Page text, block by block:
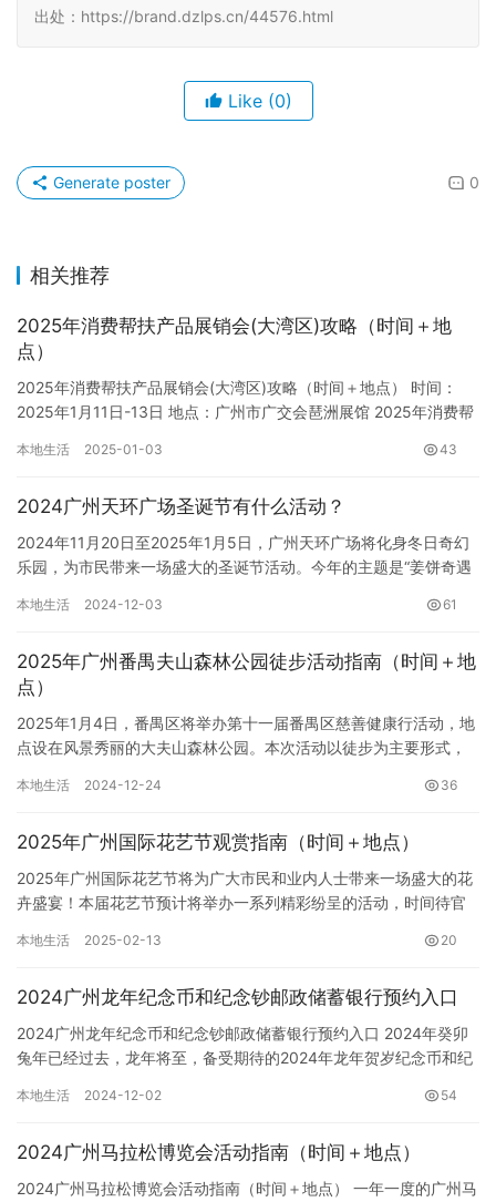
出处：https://brand.dzlps.cn/44576.html
Like (0)
0
Generate poster
相关推荐
2025年消费帮扶产品展销会(大湾区)攻略（时间＋地
点）
2025年消费帮扶产品展销会(大湾区)攻略（时间＋地点） 时间：
2025年1月11日-13日 地点：广州市广交会琶洲展馆 2025年消费帮
本地生活 2025-01-03 43
2024广州天环广场圣诞节有什么活动？
2024年11月20日至2025年1月5日，广州天环广场将化身冬日奇幻
乐园，为市民带来一场盛大的圣诞节活动。今年的主题是“姜饼奇遇
本地生活 2024-12-03 61
2025年广州番禺夫山森林公园徒步活动指南（时间＋地
点）
2025年1月4日，番禺区将举办第十一届番禺区慈善健康行活动，地
点设在风景秀丽的大夫山森林公园。本次活动以徒步为主要形式，
本地生活 2024-12-24 36
2025年广州国际花艺节观赏指南（时间＋地点）
2025年广州国际花艺节将为广大市民和业内人士带来一场盛大的花
卉盛宴！本届花艺节预计将举办一系列精彩纷呈的活动，时间待官
将…
本地生活 2025-02-13 20
2024广州龙年纪念币和纪念钞邮政储蓄银行预约入口
2024广州龙年纪念币和纪念钞邮政储蓄银行预约入口 2024年癸卯
兔年已经过去，龙年将至，备受期待的2024年龙年贺岁纪念币和纪
本地生活 2024-12-02 54
2024广州马拉松博览会活动指南（时间＋地点）
2024广州马拉松博览会活动指南（时间＋地点） 一年一度的广州马